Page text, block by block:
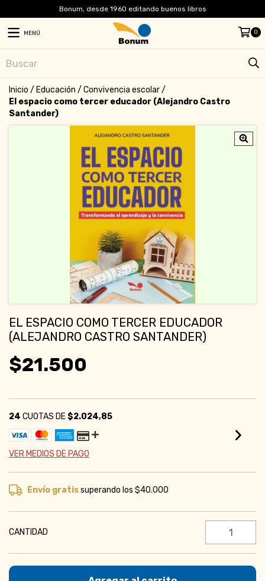
Bonum, desde 1960 editando buenos libros
MENÚ 0
Inicio / Educación / Convivencia escolar/
El espacio como tercer educador (Alejandro Castro
Santander)
EL ESPACIO COMO TERCER EDUCADOR
(ALEJANDRO CASTRO SANTANDER)
$21.500
24 CUOTAS DE$2.024,85
VER MEDIOS DE PAGO
Envío gratissuperando los$40.000
CANTIDAD